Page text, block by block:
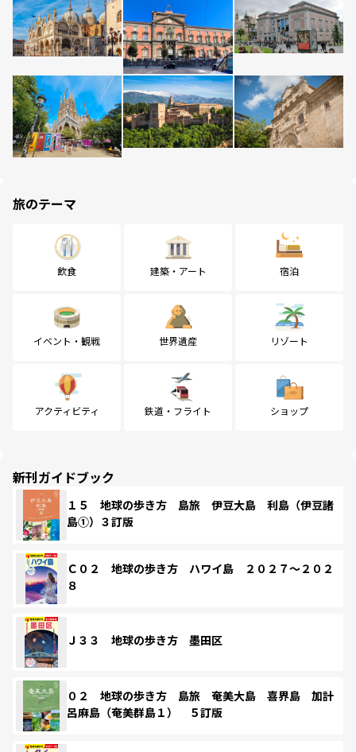
旅のテーマ
飲食 建築・アート 宿泊
イベント・観戦 世界遺産 リゾート
アクティビティ 鉄道・フライト ショップ
新刊ガイドブック
１５ 地球の歩き方 島旅 伊豆大島 利島（伊豆諸
島①）３訂版
Ｃ０２ 地球の歩き方 ハワイ島 ２０２７～２０２
８
Ｊ３３ 地球の歩き方 墨田区
０２ 地球の歩き方 島旅 奄美大島 喜界島 加計
呂麻島（奄美群島１） ５訂版